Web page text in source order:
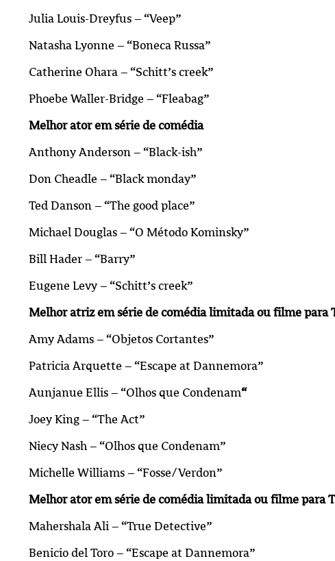
Julia Louis-Dreyfus – “Veep”
Natasha Lyonne – “Boneca Russa”
Catherine Ohara – “Schitt’s creek”
Phoebe Waller-Bridge – “Fleabag”
Melhor ator em série de comédia
Anthony Anderson – “Black-ish”
Don Cheadle – “Black monday”
Ted Danson – “The good place”
Michael Douglas – “O Método Kominsky”
Bill Hader – “Barry”
Eugene Levy – “Schitt’s creek”
Melhor atriz em série de comédia limitada ou filme para
Amy Adams – “Objetos Cortantes”
Patricia Arquette – “Escape at Dannemora”
Aunjanue Ellis – “Olhos que Condenam“
Joey King – “The Act”
Niecy Nash – “Olhos que Condenam”
Michelle Williams – “Fosse/Verdon”
Melhor ator em série de comédia limitada ou filme para
Mahershala Ali – “True Detective”
Benicio del Toro – “Escape at Dannemora”